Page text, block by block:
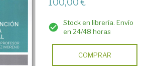
100,00 €
Stock en librería. Envío
en 24/48 horas
COMPRAR